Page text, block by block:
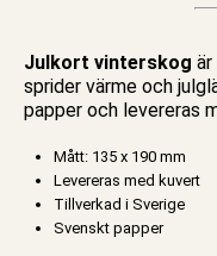
Julkort vinterskog
sprider värme och
papper och levereras
Mått: 135 x 190 mm
Levereras med kuvert
Tillverkad i Sverige
Svenskt papper